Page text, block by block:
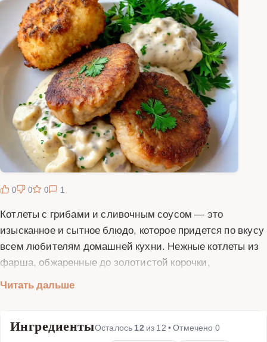
0 0 0 1
Котлеты с грибами и сливочным соусом — это
изысканное и сытное блюдо, которое придется по вкусу
всем любителям домашней кухни. Нежные котлеты из
фарша, обжаренные до золотистой корочки,
сливочным соусом. Это блюдо идеально подходит как
стола. Готовить котлеты с грибами и сливочным
Читать дальше
ИнгредиентыОсталось 12 из 12 • Отмечено 0